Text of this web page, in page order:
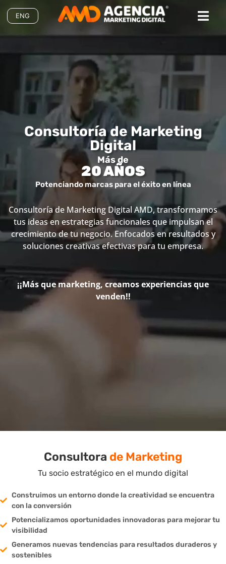
ENG
Consultoría de Marketing
Digital
Más de
20 AÑOS
Potenciando marcas para el éxito en línea
Consultoría de Marketing Digital AMD, transformamos
tus ideas en estrategias funcionales que impulsan el
crecimiento de tu negocio. Enfocados en resultados y
soluciones creativas efectivas para tu empresa.
¡¡Más que marketing, creamos experiencias que
venden!!
Consultora de Marketing
Tu socio estratégico en el mundo digital
Construimos un entorno donde la creatividad se encuentra
con la conversión
Potencializamos oportunidades innovadoras para mejorar tu
visibilidad
Generamos nuevas tendencias para resultados duraderos y
sostenibles